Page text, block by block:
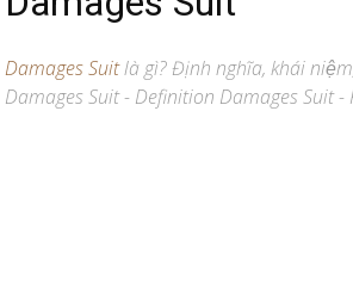
Damages Suitlà gì? Định nghĩa, khái
Damages Suit - Definition Damages Suit -